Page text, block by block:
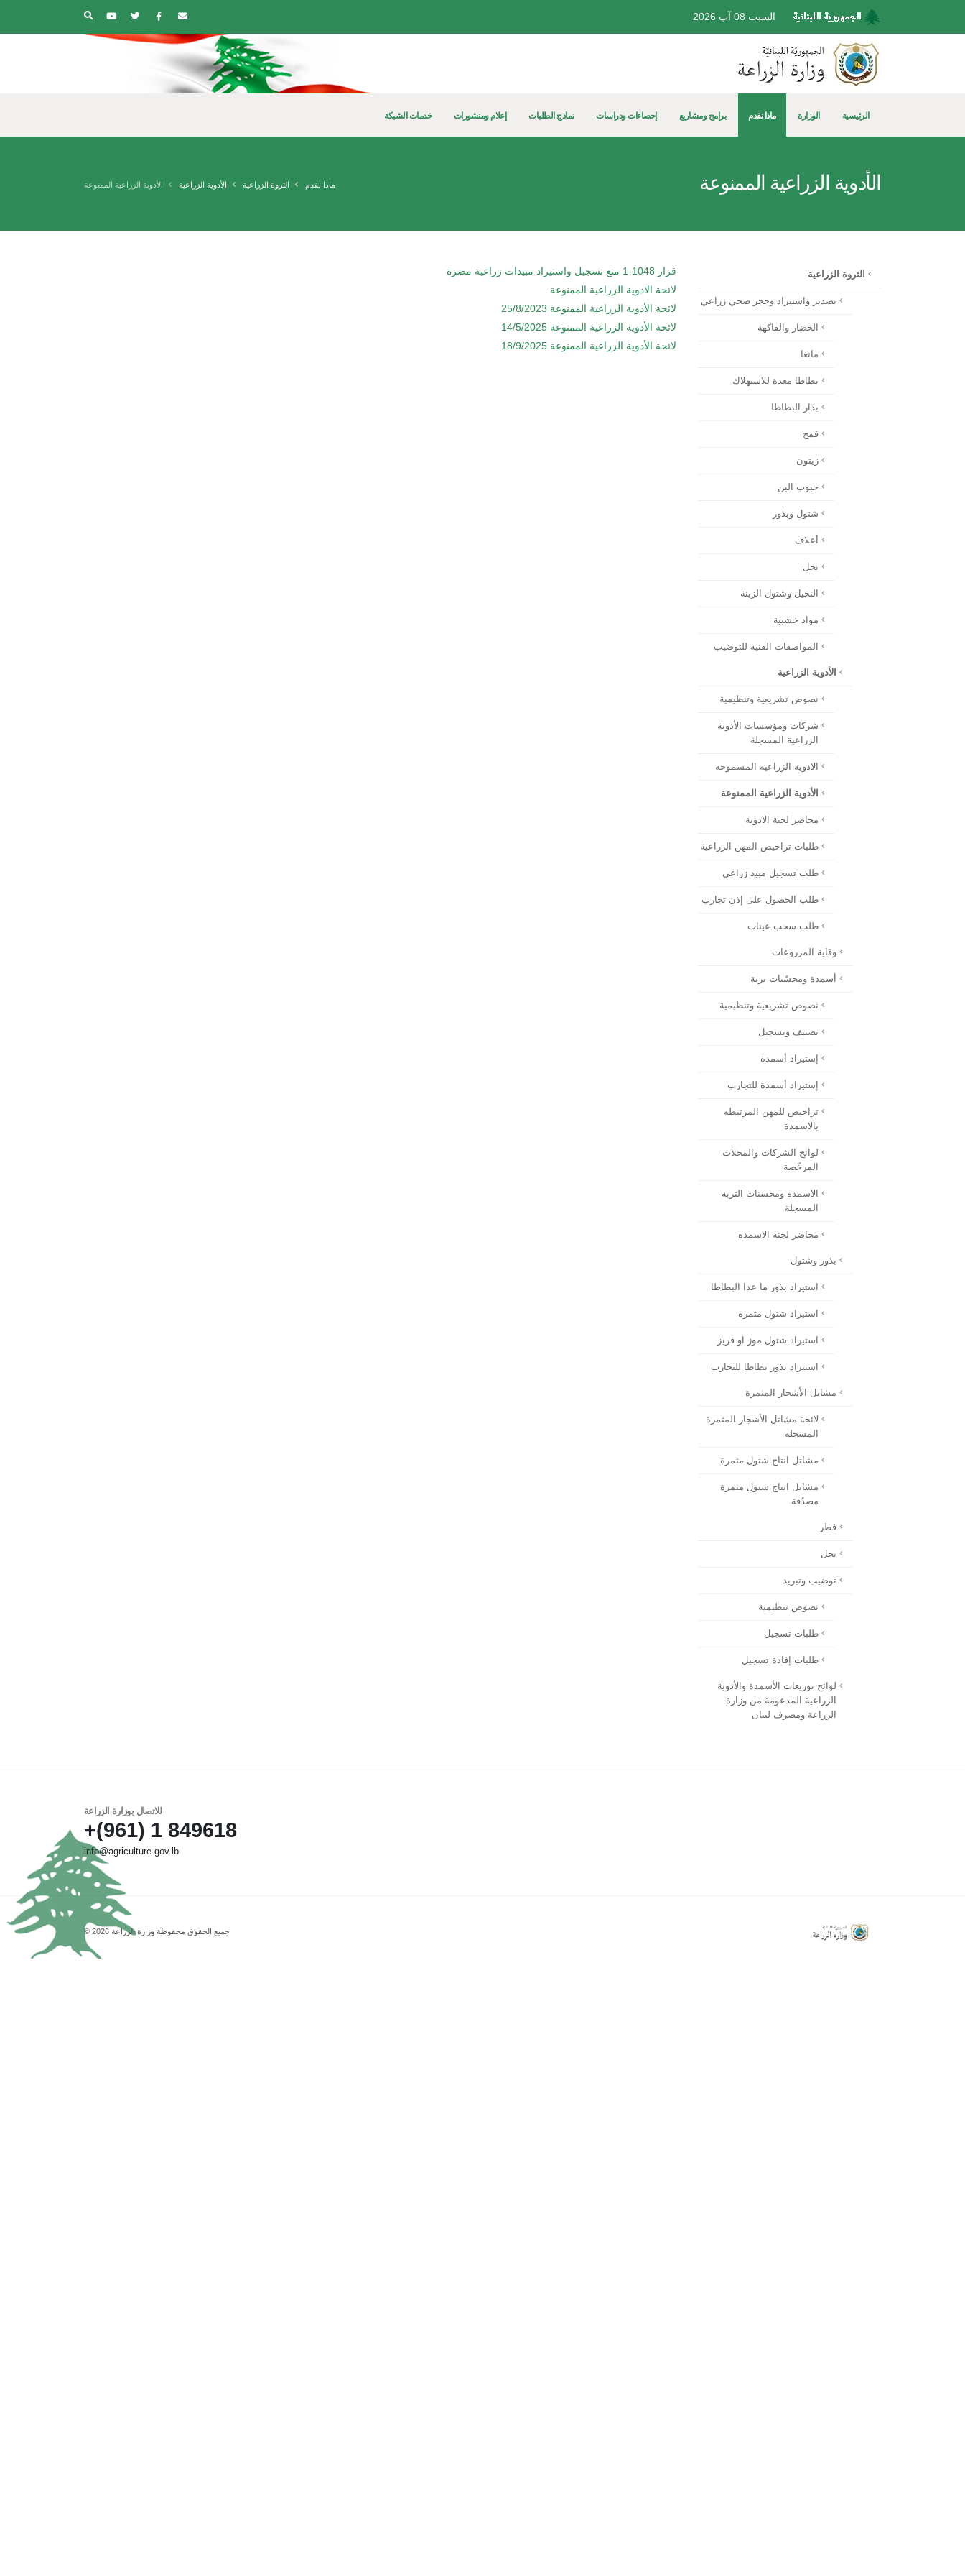
السبت 08 آب 2026
الرئيسية الوزارة ماذا نقدم برامج ومشاريع إحصاءات ودراسات نماذج الطلبات إعلام ومنشورات خدمات الشبكة
الأدوية الزراعية الممنوعة ماذا نقدم الثروة الزراعية الأدوية الزراعية الأدوية الزراعية الممنوعة
الثروة الزراعية
تصدير واستيراد وحجر صحي زراعي
الخضار والفاكهة
مانغا
بطاطا معدة للاستهلاك
بذار البطاطا
قمح
زيتون
حبوب البن
شتول وبذور
أعلاف
نحل
النخيل وشتول الزينة
مواد خشبية
المواصفات الفنية للتوضيب
الأدوية الزراعية
نصوص تشريعية وتنظيمية
شركات ومؤسسات الأدوية
الزراعية المسجلة
الادوية الزراعية المسموحة
الأدوية الزراعية الممنوعة
محاضر لجنة الادوية
طلبات تراخيص المهن الزراعية
طلب تسجيل مبيد زراعي
طلب الحصول على إذن تجارب
طلب سحب عينات
وقاية المزروعات
أسمدة ومحسّنات تربة
نصوص تشريعية وتنظيمية
تصنيف وتسجيل
إستيراد أسمدة
إستيراد أسمدة للتجارب
تراخيص للمهن المرتبطة
بالاسمدة
لوائح الشركات والمحلات
المرخّصة
الاسمدة ومحسنات التربة
المسجلة
محاضر لجنة الاسمدة
بذور وشتول
استيراد بذور ما عدا البطاطا
استيراد شتول مثمرة
استيراد شتول موز او فريز
استيراد بذور بطاطا للتجارب
مشاتل الأشجار المثمرة
لائحة مشاتل الأشجار المثمرة
المسجلة
مشاتل انتاج شتول مثمرة
مشاتل انتاج شتول مثمرة
مصدّقة
فطر
نحل
توضيب وتبريد
نصوص تنظيمية
طلبات تسجيل
طلبات إفادة تسجيل
لوائح توزيعات الأسمدة والأدوية
الزراعية المدعومة من وزارة
الزراعة ومصرف لبنان
قرار 1048-1 منع تسجيل واستيراد مبيدات زراعية مضرة
لائحة الادوية الزراعية الممنوعة
لائحة الأدوية الزراعية الممنوعة 25/8/2023
لائحة الأدوية الزراعية الممنوعة 14/5/2025
لائحة الأدوية الزراعية الممنوعة 18/9/2025
للاتصال بوزارة الزراعة
849618 1 (961)+
info@agriculture.gov.lb
جميع الحقوق محفوظة وزارة الزراعة 2026 ©